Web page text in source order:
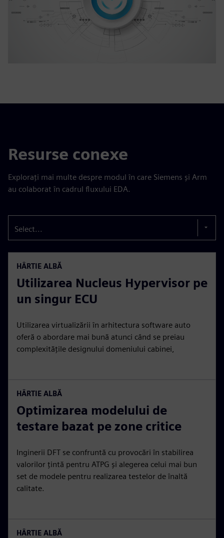
Resurse conexe
Explorați mai multe despre modul în care Siemens și Arm
au colaborat în cadrul fluxului EDA.
Select...
HÂRTIE ALBĂ
Utilizarea Nucleus Hypervisor pe
un singur ECU
Utilizarea virtualizării în arhitectura software auto
oferă o abordare mai bună atunci când se preiau
complexitățile designului domeniului cabinei,
HÂRTIE ALBĂ
Optimizarea modelului de
testare bazat pe zone critice
Inginerii DFT se confruntă cu provocări în stabilirea
valorilor țintă pentru ATPG și alegerea celui mai bun
set de modele pentru realizarea testelor de înaltă
calitate.
HÂRTIE ALBĂ